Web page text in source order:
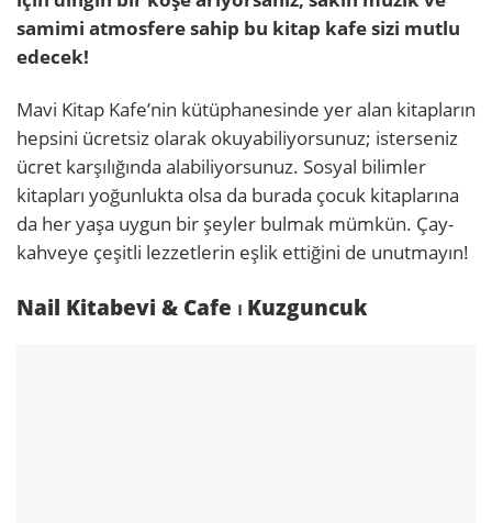
samimi atmosfere sahip bu kitap kafe sizi mutlu
edecek!
Mavi Kitap Kafe’nin kütüphanesinde yer alan kitapların
hepsini ücretsiz olarak okuyabiliyorsunuz; isterseniz
ücret karşılığında alabiliyorsunuz. Sosyal bilimler
kitapları yoğunlukta olsa da burada çocuk kitaplarına
da her yaşa uygun bir şeyler bulmak mümkün. Çay-
kahveye çeşitli lezzetlerin eşlik ettiğini de unutmayın!
Nail Kitabevi & Cafe ⏐ Kuzguncuk